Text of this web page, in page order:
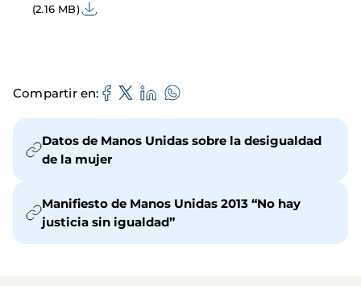
(2.16 MB)
Compartir en
Datos de Manos Unidas sobre la desigualdad
de la mujer
Manifiesto de Manos Unidas 2013 “No hay
justicia sin igualdad”